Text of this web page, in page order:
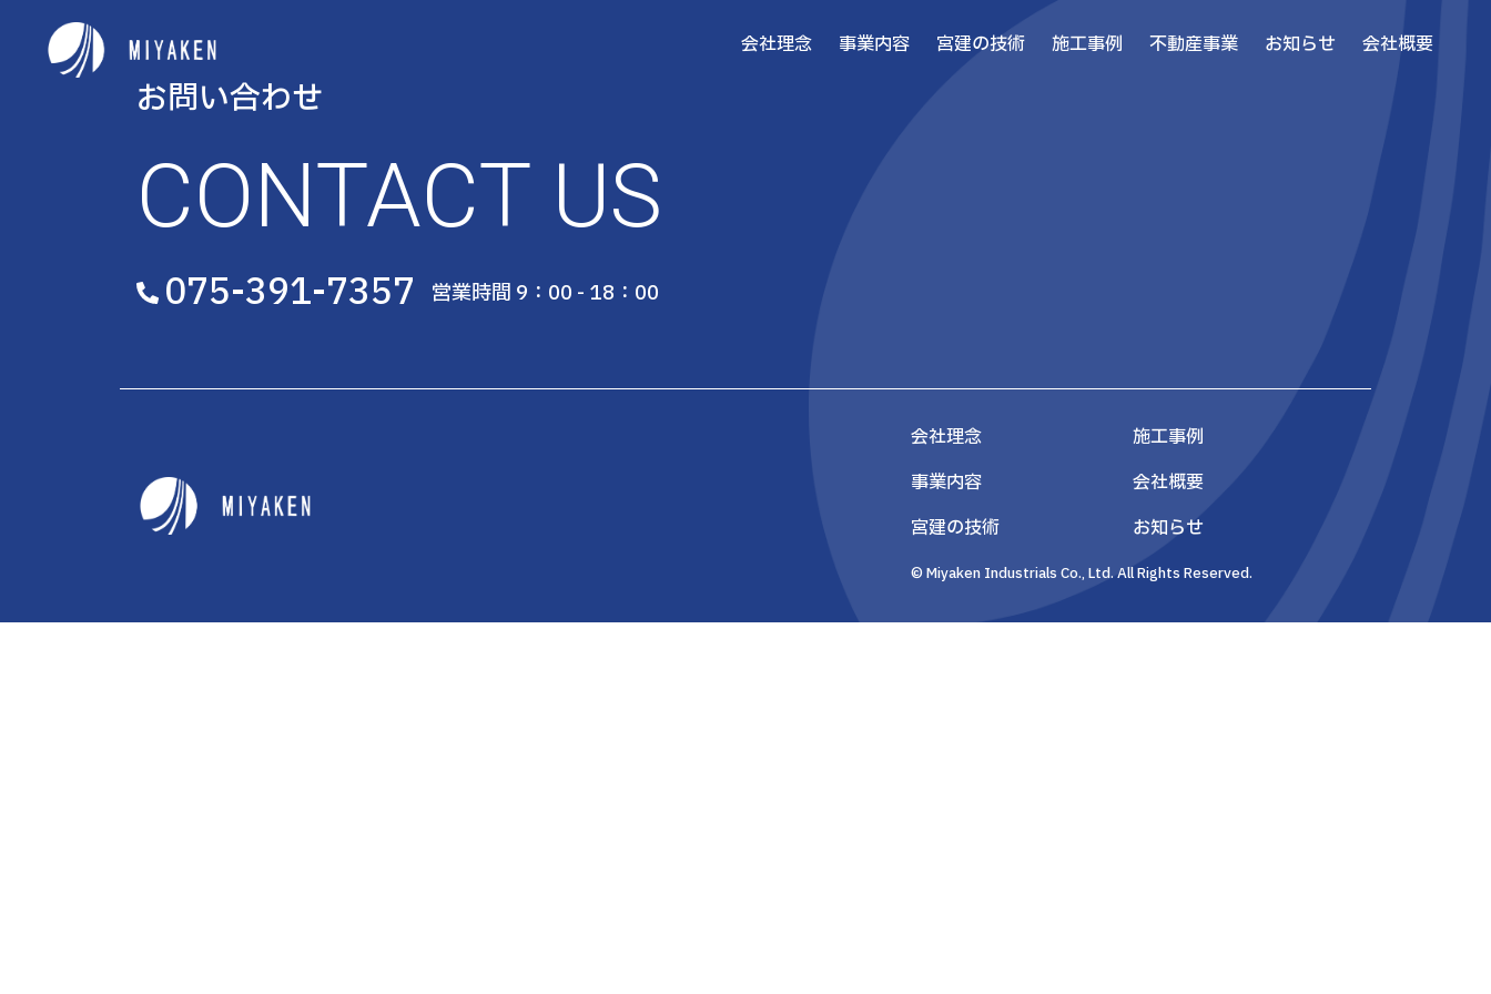
会社理念 事業内容 宮建の技術 施工事例 不動産事業 お知らせ 会社概要
お問い合わせ
CONTACT US
075-391-7357 営業時間 9：00 - 18：00
会社理念
施工事例
事業内容
会社概要
宮建の技術
お知らせ
© Miyaken Industrials Co., Ltd. All Rights Reserved.